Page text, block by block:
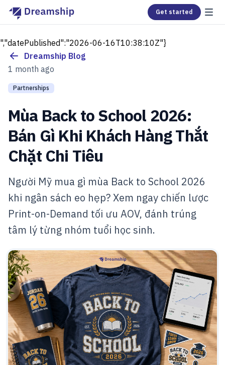
Get started
","datePublished":"2026-06-16T10:38:10Z"}
Dreamship Blog
1 month ago
Partnerships
Mùa Back to School 2026:
Bán Gì Khi Khách Hàng Thắt
Chặt Chi Tiêu
Người Mỹ mua gì mùa Back to School 2026
khi ngân sách eo hẹp? Xem ngay chiến lược
Print-on-Demand tối ưu AOV, đánh trúng
tâm lý từng nhóm tuổi học sinh.